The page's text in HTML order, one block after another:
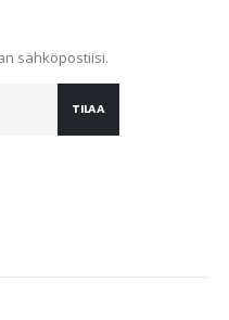
sähköpostiisi.
TILAA